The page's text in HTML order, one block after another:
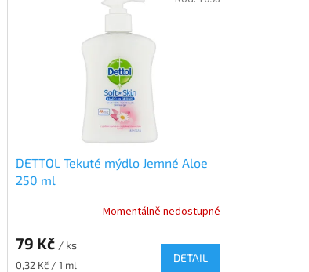
DETTOL Tekuté mýdlo Jemné Aloe
250 ml
Momentálně nedostupné
79 Kč / ks
Měrná
0,32 Kč / 1 ml
DETAIL